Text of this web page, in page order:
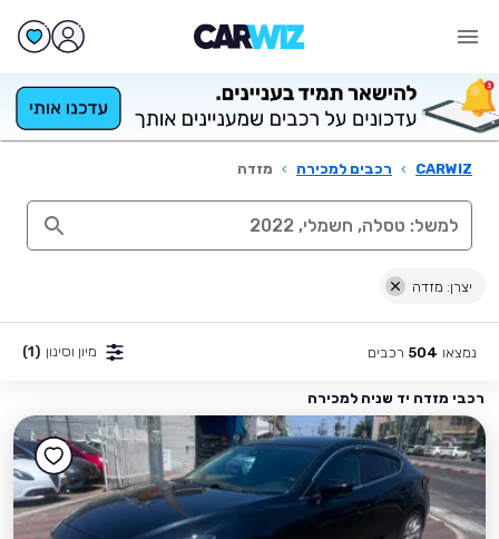
CARWIZ
› רכבים למכירה › מזדה
יצרן: מזדה
נמצאו 504 רכבים מיון וסינון (1)
רכבי מזדה יד שניה למכירה